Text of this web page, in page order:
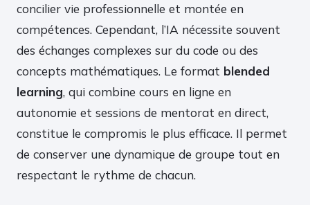
concilier vie professionnelle et montée en
compétences. Cependant, l’IA nécessite souvent
des échanges complexes sur du code ou des
concepts mathématiques. Le format blended
learning, qui combine cours en ligne en
autonomie et sessions de mentorat en direct,
constitue le compromis le plus efficace. Il permet
de conserver une dynamique de groupe tout en
respectant le rythme de chacun.